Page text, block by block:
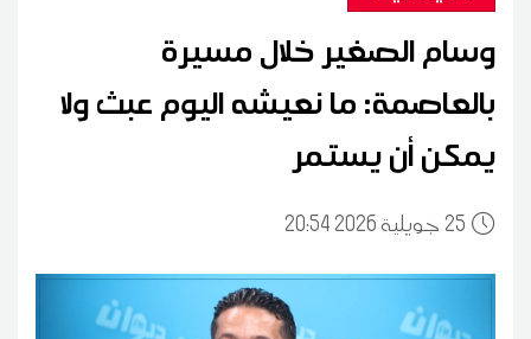
وسام الصغير خلال مسيرة
بالعاصمة: ما نعيشه اليوم عبث ولا
يمكن أن يستمر
25 20:54 2026 جويلية